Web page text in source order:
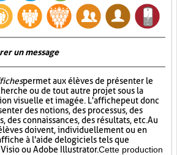
un message
permet aux élèves de présenter le
ou de tout autre projet sous la
visuelle et imagée. L'affichepeut donc
des notions, des processus, des
des connaissances, des résultats, etc. Au
doivent, individuellement ou en
à l'aide de logiciels tels que
ou Adobe Illustrator.Cette production